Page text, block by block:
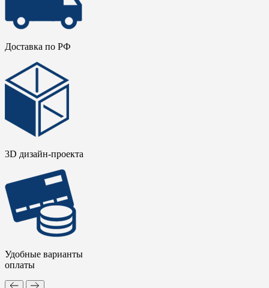
Доставка по РФ
3D дизайн-проекта
Удобные варианты
оплаты